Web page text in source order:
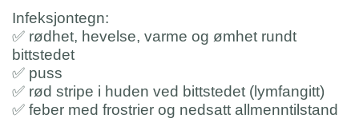
Infeksjontegn:
✅ rødhet, hevelse, varme og ømhet rundt
bittstedet
✅ puss
✅ rød stripe i huden ved bittstedet (lymfangitt)
✅ feber med frostrier og nedsatt allmenntilstand